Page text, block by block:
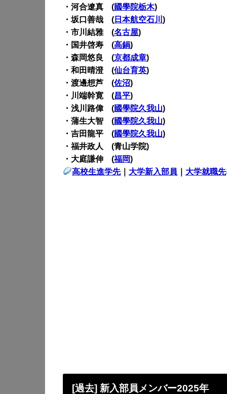
・河合遼真 (國學院栃木)
・坂口善哉 ( 日本航空石川 )
・市川結雅 (名古屋)
・国井啓寿 (高鍋)
・森岡悠良 (京都成章)
・和田晴澄 (仙台育英)
・渡邊想芦 (佐沼)
・川端幹寛 (昌平)
・浅川路偉 (國學院久我山)
・蒲生大智 (國學院久我山)
・吉田龍平 (國學院久我山)
・福井政人 (青山学院)
・大庭謙伸 (福岡)
高校生進学先｜ 大学新入部員 大学就職先
[過去] 新入部員メンバー2025年